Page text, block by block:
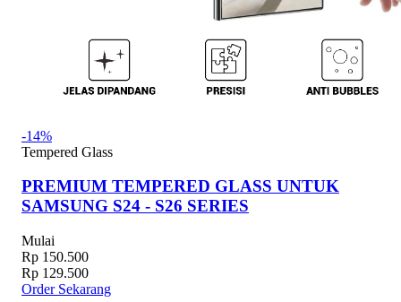
-14%
Tempered Glass
PREMIUM TEMPERED GLASS UNTUK
SAMSUNG S24 - S26 SERIES
Mulai
Rp 150.500
Rp 129.500
Order Sekarang